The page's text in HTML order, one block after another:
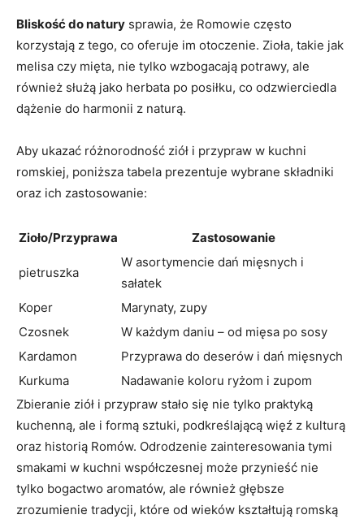
Bliskość do natury sprawia, że Romowie często
korzystają z tego, co oferuje im otoczenie. Zioła, takie jak
melisa czy mięta, nie tylko wzbogacają potrawy, ale
również służą jako herbata po posiłku, co odzwierciedla
dążenie do harmonii z naturą.
Aby ukazać różnorodność ziół i przypraw w kuchni
romskiej, poniższa tabela prezentuje wybrane składniki
oraz ich zastosowanie:
Zioło/Przyprawa Zastosowanie
pietruszka
W asortymencie dań mięsnych i
sałatek
Koper
Marynaty, zupy
Czosnek
W każdym daniu – od mięsa po sosy
Kardamon
Przyprawa do deserów i dań mięsnych
Kurkuma
Nadawanie koloru ryżom i zupom
Zbieranie ziół i przypraw stało się nie tylko praktyką
kuchenną, ale i formą sztuki, podkreślającą więź z kulturą
oraz historią Romów. Odrodzenie zainteresowania tymi
smakami w kuchni współczesnej może przynieść nie
tylko bogactwo aromatów, ale również głębsze
zrozumienie tradycji, które od wieków kształtują romską